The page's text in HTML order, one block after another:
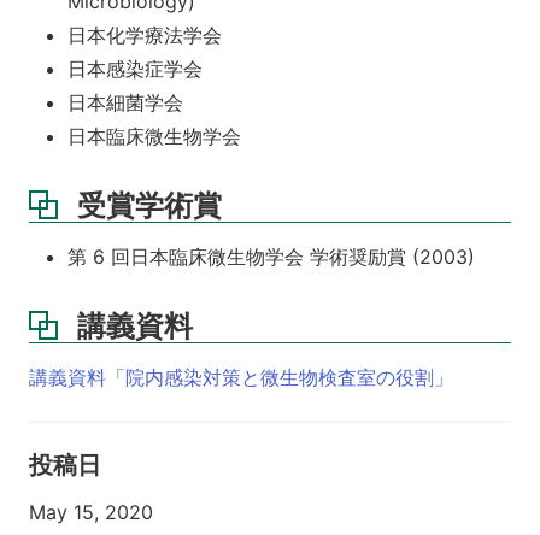
日本化学療法学会
日本感染症学会
日本細菌学会
日本臨床微生物学会
受賞学術賞
第 6 回日本臨床微生物学会 学術奨励賞 (2003)
講義資料
講義資料「院内感染対策と微生物検査室の役割」
投稿日
May 15, 2020